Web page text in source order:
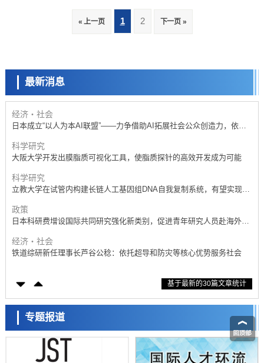
« 上一页 1 2 下一页 »
最新消息
科学研究
开发出300亿年仅误差1秒的光晶格钟，构建网络将其打造为下一代社会
基础设施
经济・社会
日本成立“以人为本AI联盟”——力争借助AI拓展社会公众创造力，依托
科学研究
大阪大学开发出膜脂质可视化工具，使脂质探针的高效开发成为可能
科学研究
立教大学在试管内构建长链人工基因组DNA自我复制系统，有望实现携
政策
日本科研费增设国际共同研究强化新类别，促进青年研究人员赴海外开
经济・社会
铁道综研新任理事长芦谷公稔：依托超导和防灾等核心优势服务社会
东京大学通过叶绿体基因组编辑技术强化碳固定酶，成功提高光合作用
科学研究
藤田医科大学等成功鉴定出非结核分枝杆菌生存的必需基因，首次揭示
该基因的必要性因菌株而异
经济・社会
【AI法下篇】如何应对AI的不可控性——中央大学平野晋教授专访
基于最新的30篇文章统计
专题报道